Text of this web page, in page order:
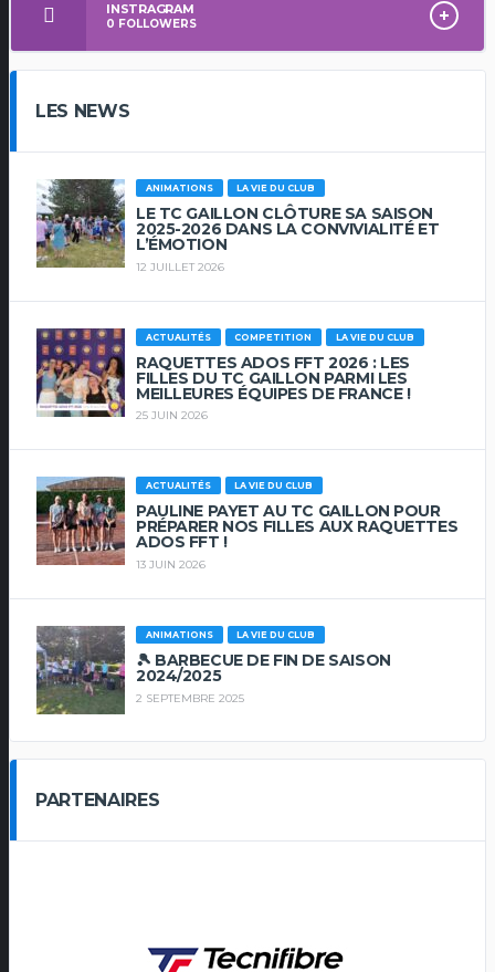
INSTRAGRAM
0 FOLLOWERS
LES NEWS
ANIMATIONS LA VIE DU CLUB
LE TC GAILLON CLÔTURE SA SAISON
2025-2026 DANS LA CONVIVIALITÉ ET
L’ÉMOTION
12 JUILLET 2026
ACTUALITÉS COMPETITION LA VIE DU CLUB
RAQUETTES ADOS FFT 2026 : LES
FILLES DU TC GAILLON PARMI LES
MEILLEURES ÉQUIPES DE FRANCE !
25 JUIN 2026
ACTUALITÉS LA VIE DU CLUB
PAULINE PAYET AU TC GAILLON POUR
PRÉPARER NOS FILLES AUX RAQUETTES
ADOS FFT !
13 JUIN 2026
ANIMATIONS LA VIE DU CLUB
🎾 BARBECUE DE FIN DE SAISON
2024/2025
2 SEPTEMBRE 2025
PARTENAIRES